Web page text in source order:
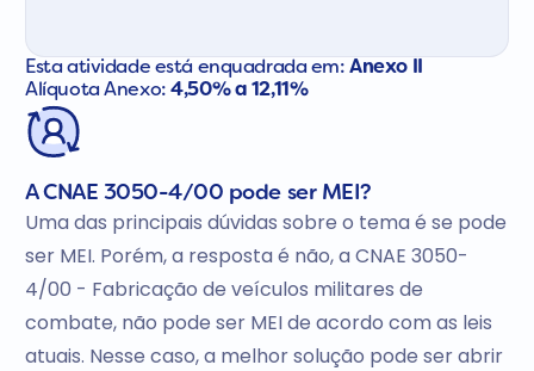
Esta atividade está enquadrada em:Anexo II
Alíquota Anexo:4,50% a 12,11%
A CNAE 3050-4/00 pode ser MEI?
Uma das principais dúvidas sobre o tema é se pode
ser MEI. Porém, a resposta é não, a CNAE 3050-
4/00 - Fabricação de veículos militares de
combate, não pode ser MEI de acordo com as leis
atuais. Nesse caso, a melhor solução pode ser abrir